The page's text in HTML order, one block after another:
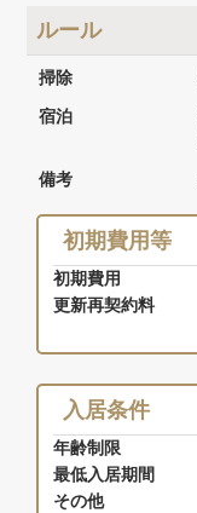
ルール
掃除
宿泊
備考
初期費用等
初期費用
更新再契約料
入居条件
年齢制限
最低入居期間
その他